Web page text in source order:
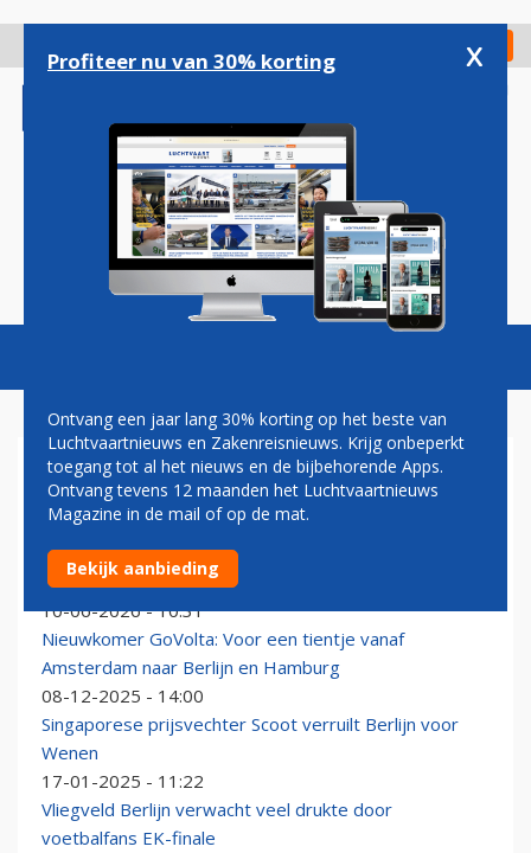
gaan
Check in
Magazine Podcasts Vacatures
BERLIJN
Emirates-topman: ‘Berlijn verdient beter product dan
Eurowings en Condor’
10-06-2026 - 10:31
Nieuwkomer GoVolta: Voor een tientje vanaf
Amsterdam naar Berlijn en Hamburg
08-12-2025 - 14:00
Singaporese prijsvechter Scoot verruilt Berlijn voor
Wenen
17-01-2025 - 11:22
Vliegveld Berlijn verwacht veel drukte door
voetbalfans EK-finale
Profiteer nu van 30% korting x
Ontvang een jaar lang 30% korting op het beste van
Luchtvaartnieuws en Zakenreisnieuws. Krijg onbeperkt
toegang tot al het nieuws en de bijbehorende Apps.
Ontvang tevens 12 maanden het Luchtvaartnieuws
Magazine in de mail of op de mat.
Bekijk aanbieding